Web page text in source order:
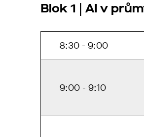
Blok 1 | AI v
8:30 - 9:00
9:00 - 9:10